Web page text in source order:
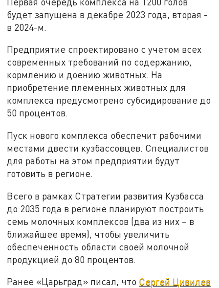
будет запущена в декабре 2023 года, вторая -
в 2024-м.
Предприятие спроектировано с учетом всех
современных требований по содержанию,
кормлению и доению животных. На
приобретение племенных животных для
комплекса предусмотрено субсидирование до
50 процентов.
Пуск нового комплекса обеспечит рабочими
местами двести кузбассовцев. Специалистов
для работы на этом предприятии будут
готовить в регионе.
Всего в рамках Стратегии развития Кузбасса
до 2035 года в регионе планируют построить
семь молочных комплексов (два из них – в
ближайшее время), чтобы увеличить
обеспеченность области своей молочной
продукцией до 80 процентов.
Ранее «Царьград» писал, что Сергей Цивилев